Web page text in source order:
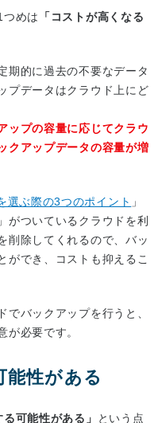
めは
「コストが高くなる
期的に過去の不要なデータ
プデータはクラウド上にど
ップの容量に応じてクラウ
クアップデータの容量が増
選ぶ際の3つのポイント 」
がついているクラウドを利
削除してくれるので、バッ
ができ、コストも抑えるこ
バックアップを行うと、
が必要です。
能性がある
る可能性がある」 という点